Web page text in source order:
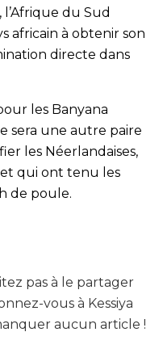
du Sud
africain à obtenir son
directe dans
les Banyana
sera une autre paire
les Néerlandaises,
qui ont tenu les
de poule.
pas à le partager
vous à Kessiya
aucun article !